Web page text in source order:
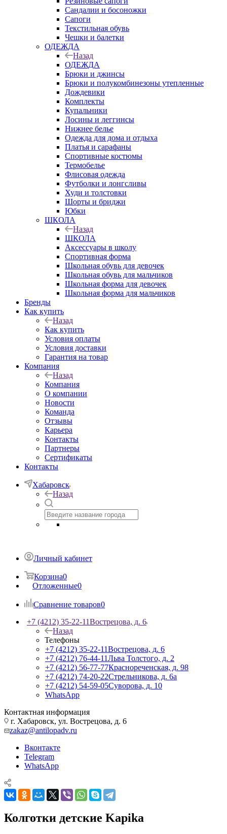
Сандалии и босоножки
Сапоги
Текстильная обувь
Чешки и балетки
ОДЕЖДА
Назад
ОДЕЖДА
Брюки и джинсы
Брюки и полукомбинезоны утепленные
Дождевики
Комплекты
Купальники
Лосины и леггинсы
Нижнее белье
Одежда для дома и отдыха
Платья и сарафаны
Спортивные костюмы
Термобелье
Флисовая одежда
Футболки и лонгсливы
Худи и толстовки
Шорты и бриджи
Юбки
ШКОЛА
Назад
ШКОЛА
Аксессуары в школу
Спортивная форма
Школьная обувь для девочек
Школьная обувь для мальчиков
Школьная форма для девочек
Школьная форма для мальчиков
Бренды
Как купить
Назад
Как купить
Условия оплаты
Условия доставки
Гарантия на товар
Компания
Назад
Компания
О компании
Новости
Команда
Отзывы
Карьера
Контакты
Партнеры
Сертификаты
Контакты
Хабаровск
Назад
Личный кабинет
Корзина0
Отложенные0
Сравнение товаров0
+7 (4212) 35-22-11Вострецова, д. 6
Назад
Телефоны
+7 (4212) 35-22-11Вострецова, д. 6
+7 (4212) 76-44-11Льва Толстого, д. 2
+7 (4212) 56-77-77Краснореченская, д. 98
+7 (4212) 74-20-22Стрельникова, д. 6а
+7 (4212) 54-59-05Суворова, д. 10
WhatsApp
Контактная информация
г. Хабаровск, ул. Вострецова, д. 6
zakaz@antilopadv.ru
Вконтакте
Telegram
WhatsApp
Колготки детские Kapika